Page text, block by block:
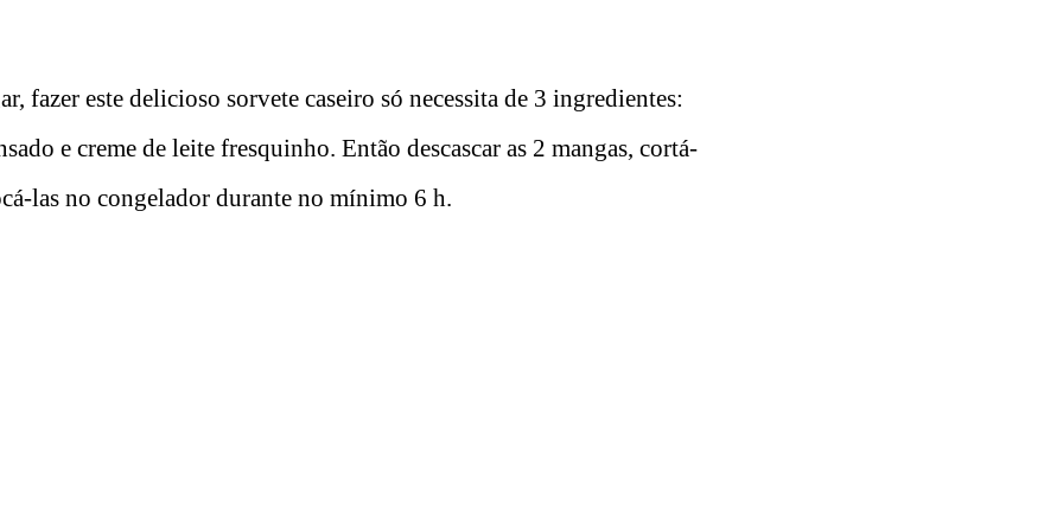
fazer este delicioso sorvete caseiro só necessita de 3 ingredientes:
e creme de leite fresquinho. Então descascar as 2 mangas, cortá-
las no congelador durante no mínimo 6 h.